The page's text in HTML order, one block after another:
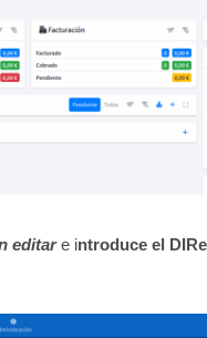
editare introduce el